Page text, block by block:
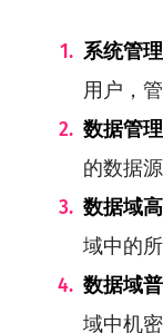
系统管
用户，
数据管
的数据源
数据域
域中的所
数据域
域中机